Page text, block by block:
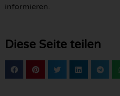
informieren.
Diese Seite teilen